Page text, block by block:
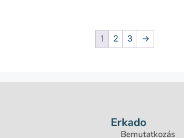
1 2 3 →
Erkado
Bemutatkozás